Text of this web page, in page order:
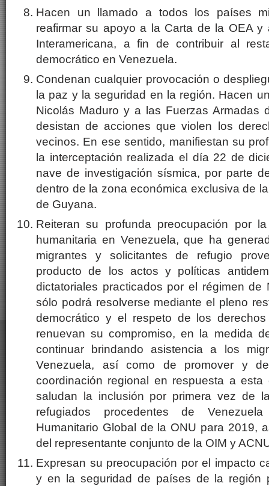
Hacen un llamado a todos los países
reafirmar su apoyo a la Carta de la OEA y
Interamericana, a fin de contribuir al
democrático en Venezuela.
Condenan cualquier provocación o
la paz y la seguridad en la región. Hacen
Nicolás Maduro y a las Fuerzas Armadas
desistan de acciones que violen los
vecinos. En ese sentido, manifiestan su
la interceptación realizada el día 22 de
nave de investigación sísmica, por parte
dentro de la zona económica exclusiva de
de Guyana.
Reiteran su profunda preocupación por
humanitaria en Venezuela, que ha
migrantes y solicitantes de refugio
producto de los actos y políticas
dictatoriales practicados por el régimen de
sólo podrá resolverse mediante el pleno
democrático y el respeto de los derechos
renuevan su compromiso, en la medida
continuar brindando asistencia a los
Venezuela, así como de promover y
coordinación regional en respuesta a
saludan la inclusión por primera vez de
refugiados procedentes de
Humanitario Global de la ONU para 2019,
del representante conjunto de la OIM y
Expresan su preocupación por el impacto
y en la seguridad de países de la región